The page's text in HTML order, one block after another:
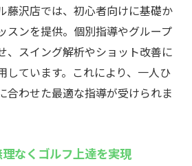
藤沢店では、初心者向けに基礎か
スンを提供。個別指導やグループ
、スイング解析やショット改善に
しています。これにより、一人ひ
合わせた最適な指導が受けられま
なくゴルフ上達を実現